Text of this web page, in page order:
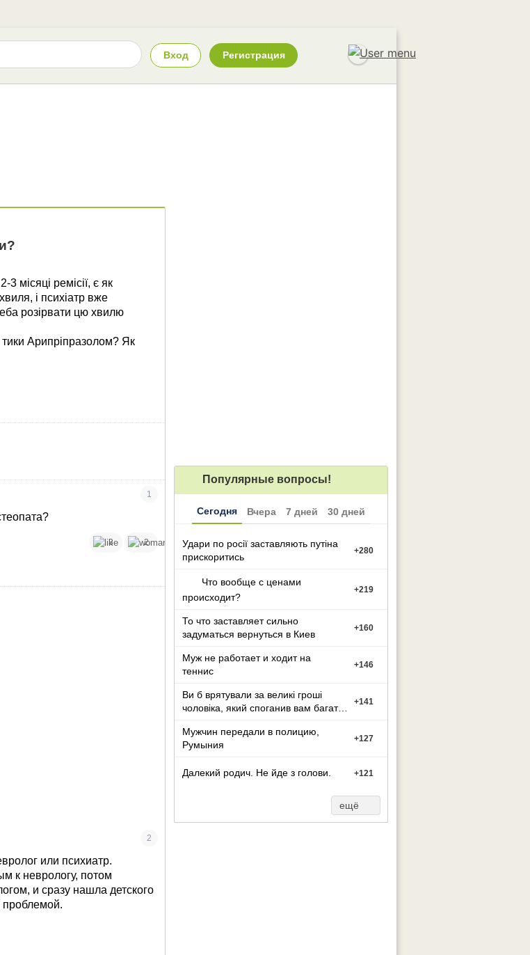
Вход Регистрация
місяці ремісії, є як
і психіатр вже
розірвати цю хвилю
тики Арипріпразолом? Як
1
3 2
2
или психиатр.
к неврологу, потом
и сразу нашла детского
проблемой.
Популярные вопросы!
Сегодня Вчера 7 дней 30 дней
Удари по росії заставляють путіна
прискоритись
+280
Что вообще с ценами
происходит?
+219
То что заставляет сильно
задуматься вернуться в Киев
+160
Муж не работает и ходит на
теннис
+146
Ви б врятували за великі гроші
чоловіка, який споганив вам багато
+141
Мужчин передали в полицию,
Румыния
+127
Далекий родич. Не йде з голови. +121
ещё